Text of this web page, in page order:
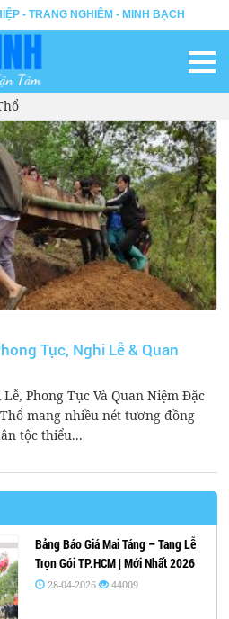
- TRANG NGHIÊM - MINH BẠCH
Tục, Nghi Lễ & Quan
Phong Tục Và Quan Niệm Đặc
mang nhiều nét tương đồng
tộc thiểu...
Bảng Báo Giá Mai Táng – Tang Lễ
Trọn Gói TP.HCM | Mới Nhất 2026
28-04-2026 44009